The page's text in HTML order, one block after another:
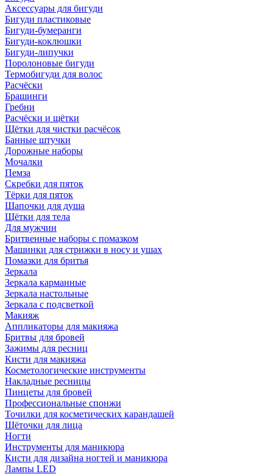
Аксессуары для бигуди
Бигуди пластиковые
Бигуди-бумеранги
Бигуди-коклюшки
Бигуди-липучки
Поролоновые бигуди
Термобигуди для волос
Расчёски
Брашинги
Гребни
Расчёски и щётки
Щётки для чистки расчёсок
Банные штучки
Дорожные наборы
Мочалки
Пемза
Скребки для пяток
Тёрки для пяток
Шапочки для душа
Щётки для тела
Для мужчин
Бритвенные наборы с помазком
Машинки для стрижки в носу и ушах
Помазки для бритья
Зеркала
Зеркала карманные
Зеркала настольные
Зеркала с подсветкой
Макияж
Аппликаторы для макияжа
Бритвы для бровей
Зажимы для ресниц
Кисти для макияжа
Косметологические инструменты
Накладные ресницы
Пинцеты для бровей
Профессиональные спонжи
Точилки для косметических карандашей
Щёточки для лица
Ногти
Инструменты для маникюра
Кисти для дизайна ногтей и маникюра
Лампы LED